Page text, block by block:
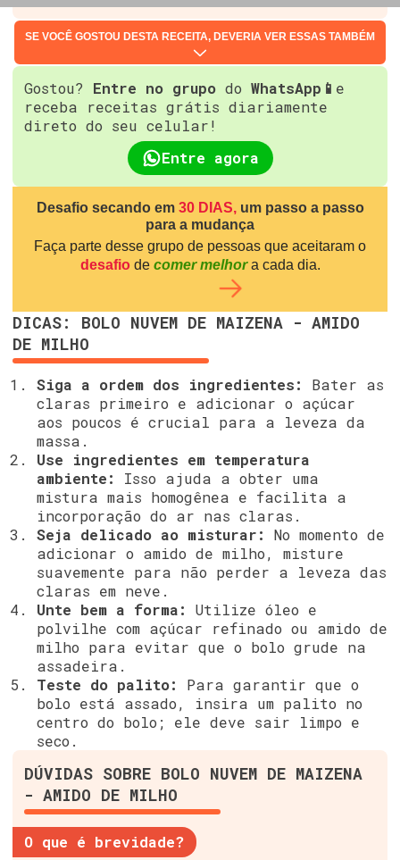
SE VOCÊ GOSTOU DESTA RECEITA, DEVERIA VER ESSAS TAMBÉM
Gostou? Entre no grupo do WhatsApp📱 e
receba receitas grátis diariamente
direto do seu celular!
Entre agora
Desafio secando em 30 DIAS, um passo a passo
para a mudança
Faça parte desse grupo de pessoas que aceitaram o
desafio de comer melhora cada dia.
DICAS: BOLO NUVEM DE MAIZENA - AMIDO
DE MILHO
Siga a ordem dos ingredientes:
Bater as
claras primeiro e adicionar o açúcar
aos poucos é crucial para a leveza da
massa.
Use ingredientes em temperatura
ambiente:
Isso ajuda a obter uma
mistura mais homogênea e facilita a
incorporação do ar nas claras.
Seja delicado ao misturar:
No momento de
adicionar o amido de milho, misture
suavemente para não perder a leveza das
claras em neve.
Unte bem a forma:
Utilize óleo e
polvilhe com açúcar refinado ou amido de
milho para evitar que o bolo grude na
assadeira.
Teste do palito:
Para garantir que o
bolo está assado, insira um palito no
centro do bolo; ele deve sair limpo e
seco.
DÚVIDAS SOBRE BOLO NUVEM DE MAIZENA
- AMIDO DE MILHO
O que é brevidade?